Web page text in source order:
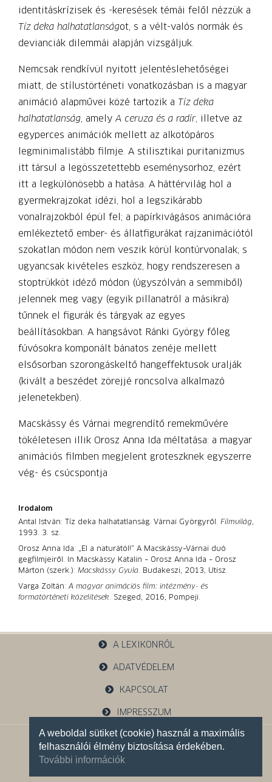
A weboldal sütiket (cookie) használ a maximális
felhasználói élmény biztosítása érdekében.
További információk
identitáskrízisek és -keresések témái felől nézzük a
Tíz deka halhatatlanságot, s a vélt-valós normák és
devianciák dilemmái alapján vizsgáljuk.
Nemcsak rendkívül nyitott jelentéslehetőségei
miatt, de stílustörténeti vonatkozásban is a magyar
animáció alapművei közé tartozik a Tíz deka
halhatatlanság, amelyA ceruza és a radír, illetve az
egyperces animációk mellett az alkotópáros
legminimalistább filmje. A stilisztikai puritanizmus
itt társul a legösszetettebb eseménysorhoz, ezért
itt a legkülönösebb a hatása. A háttérvilág hol a
gyermekrajzokat idézi, hol a legszikárabb
vonalrajzokból épül fel; a papírkivágásos animációra
emlékeztető ember- és állatfigurákat rajzanimációtól
szokatlan módon nem veszik körül kontúrvonalak; s
ugyancsak kivételes eszköz, hogy rendszeresen a
stoptrükköt idéző módon (úgyszólván a semmiből)
jelennek meg vagy (egyik pillanatról a másikra)
tűnnek el figurák és tárgyak az egyes
beállításokban. A hangsávot Ránki György főleg
fúvósokra komponált bánatos zenéje mellett
elsősorban szorongáskeltő hangeffektusok uralják
(kivált a beszédet zörejjé roncsolva alkalmazó
jelenetekben).
Macskássy és Várnai megrendítő remekművére
tökéletesen illik Orosz Anna Ida méltatása: a magyar
animációs filmben megjelent groteszknek egyszerre
vég- és csúcspontja
Irodalom
Antal István: Tíz deka halhatatlanság. Várnai Györgyről. Filmvilág,
1993. 3. sz.
Orosz Anna Ida: „El a naturától!” A Macskássy–Várnai duó
gegfilmjeiről. In Macskássy Katalin – Orosz Anna Ida – Orosz
Márton (szerk.): Macskássy Gyula. Budakeszi, 2013, Utisz.
Varga Zoltán: A magyar animációs film: intézmény- és
formatörténeti közelítések. Szeged, 2016, Pompeji.
A LEXIKONRÓL
ADATVÉDELEM
KAPCSOLAT
IMPRESSZUM
1121 Budapest, Budakeszi u. 38.
+36 30 785 5595
Facebook oldalunk